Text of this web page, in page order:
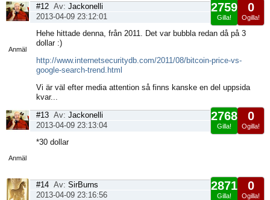
Anmäl
0
Ogilla!
2759
Gilla!
#12 Av: Jackonelli
2013-04-09 23:12:01
Hehe hittade denna, från 2011. Det var bubbla redan då på 3
dollar :)
http://www.internetsecuritydb.com/2011/08/bitcoin-price-vs-
google-search-trend.html
Vi är väl efter media attention så finns kanske en del uppsida
kvar...
Anmäl
0
Ogilla!
2768
Gilla!
#13 Av: Jackonelli
2013-04-09 23:13:04
*30 dollar
0
Ogilla!
2871
Gilla!
#14 Av: SirBurns
2013-04-09 23:16:56